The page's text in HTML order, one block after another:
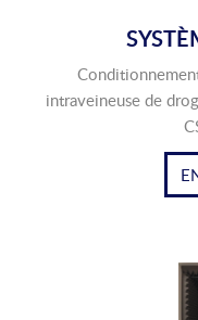
intraveineuse de